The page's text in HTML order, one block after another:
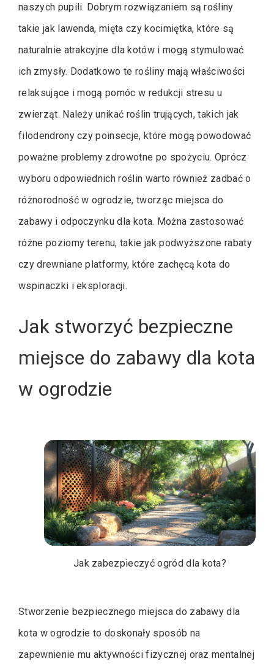
naszych pupili. Dobrym rozwiązaniem są rośliny
takie jak lawenda, mięta czy kocimiętka, które są
naturalnie atrakcyjne dla kotów i mogą stymulować
ich zmysły. Dodatkowo te rośliny mają właściwości
relaksujące i mogą pomóc w redukcji stresu u
zwierząt. Należy unikać roślin trujących, takich jak
filodendrony czy poinsecje, które mogą powodować
poważne problemy zdrowotne po spożyciu. Oprócz
wyboru odpowiednich roślin warto również zadbać o
różnorodność w ogrodzie, tworząc miejsca do
zabawy i odpoczynku dla kota. Można zastosować
różne poziomy terenu, takie jak podwyższone rabaty
czy drewniane platformy, które zachęcą kota do
wspinaczki i eksploracji.
Jak stworzyć bezpieczne
miejsce do zabawy dla kota
w ogrodzie
Jak zabezpieczyć ogród dla kota?
Stworzenie bezpiecznego miejsca do zabawy dla
kota w ogrodzie to doskonały sposób na
zapewnienie mu aktywności fizycznej oraz mentalnej